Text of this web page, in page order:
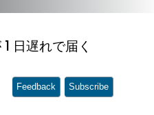
日遅れで届く
Feedback Subscribe